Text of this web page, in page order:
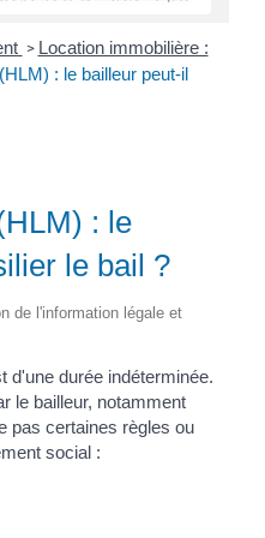
> Location immobilière :
: le bailleur peut-il
: le
le bail ?
de l'information légale et
d'une durée indéterminée.
le bailleur, notamment
pas certaines règles ou
social :